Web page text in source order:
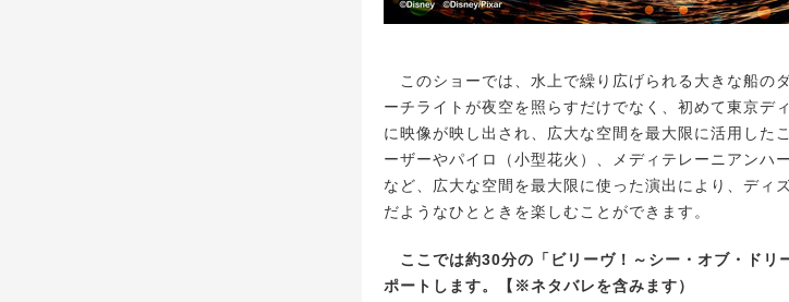
このショーでは、水上で繰り広げられる大きな船の
ーチライトが夜空を照らすだけでなく、初めて東京デ
に映像が映し出され、広大な空間を最大限に活用した
ーザーやパイロ（小型花火）、メディテレーニアンハ
など、広大な空間を最大限に使った演出により、ディ
だようなひとときを楽しむことができます。
ここでは約30分の「ビリーヴ！～シー・オブ・ドリ
ポートします。【※ネタバレを含みます）